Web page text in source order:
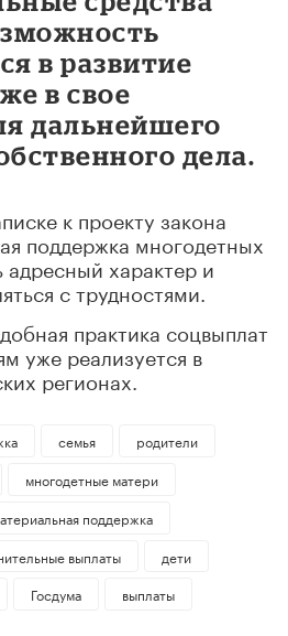
в развитие
в свое
дальнейшего
дела.
к проекту закона
поддержка многодетных
адресный характер и
с трудностями.
практика соцвыплат
уже реализуется в
регионах.
семья
родители
многодетные матери
поддержка
выплаты
дети
Госдума выплаты